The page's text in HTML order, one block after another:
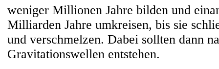
weniger Millionen Jahre bilden und
Milliarden Jahre umkreisen, bis sie
und verschmelzen. Dabei sollten dann
Gravitationswellen entstehen.